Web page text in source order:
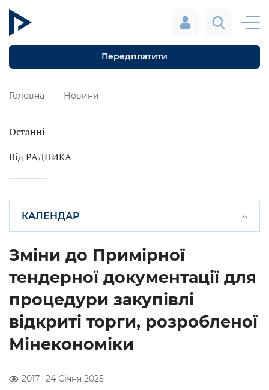
Передплатити
Головна Новини
Останні
Від РАДНИКА
КАЛЕНДАР
Зміни до Примірної
тендерної документації для
процедури закупівлі
відкриті торги, розробленої
Мінекономіки
2017 24 Січня 2025